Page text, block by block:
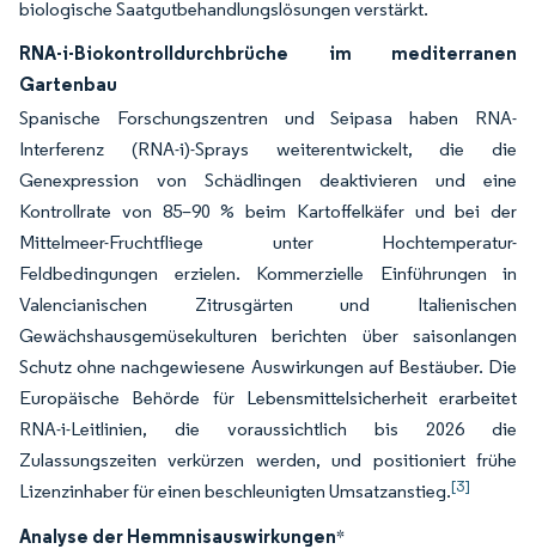
biologische Saatgutbehandlungslösungen verstärkt.
RNA-i-Biokontrolldurchbrüche im mediterranen
Gartenbau
Spanische Forschungszentren und Seipasa haben RNA-
Interferenz (RNA-i)-Sprays weiterentwickelt, die die
Genexpression von Schädlingen deaktivieren und eine
Kontrollrate von 85–90 % beim Kartoffelkäfer und bei der
Mittelmeer-Fruchtfliege unter Hochtemperatur-
Feldbedingungen erzielen. Kommerzielle Einführungen in
Valencianischen Zitrusgärten und Italienischen
Gewächshausgemüsekulturen berichten über saisonlangen
Schutz ohne nachgewiesene Auswirkungen auf Bestäuber. Die
Europäische Behörde für Lebensmittelsicherheit erarbeitet
RNA-i-Leitlinien, die voraussichtlich bis 2026 die
Zulassungszeiten verkürzen werden, und positioniert frühe
Lizenzinhaber für einen beschleunigten Umsatzanstieg.[3]
Analyse der Hemmnisauswirkungen*